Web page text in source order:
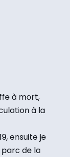
à mort,
à la
ensuite je
de la